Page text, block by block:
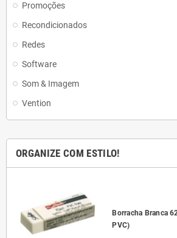
Promoções
Recondicionados
Redes
Software
Som & Imagem
Vention
ORGANIZE COM ESTILO!
Borracha Branca
PVC)